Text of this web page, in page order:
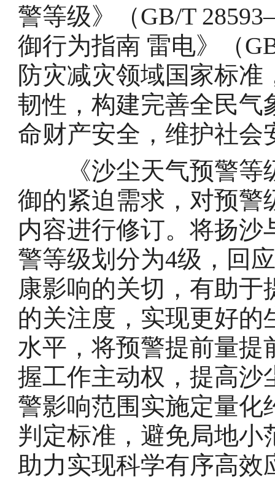
警等级》（GB/T
御行为指南 雷电》（
防灾减灾领域国家标
韧性，构建完善全民气
命财产安全，维护社会
《沙尘天气预警等
御的紧迫需求，对预警
内容进行修订。将扬
警等级划分为4级，回
康影响的关切，有助
的关注度，实现更好
水平，将预警提前量提
握工作主动权，提高沙
警影响范围实施定量化
判定标准，避免局地
助力实现科学有序高效